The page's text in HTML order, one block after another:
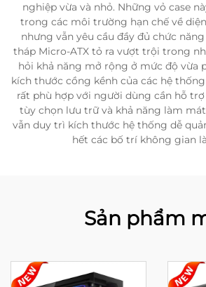
nghiệp vừa và nhỏ. Những vỏ case
trong các môi trường hạn chế về
nhưng vẫn yêu cầu đầy đủ chức
tháp Micro-ATX tỏ ra vượt trội trong
hỏi khả năng mở rộng ở mức độ vừa
kích thước cồng kềnh của các hệ
rất phù hợp với người dùng cần hỗ
tùy chọn lưu trữ và khả năng làm
vẫn duy trì kích thước hệ thống dễ
hết các bố trí không gian
Sản phẩm